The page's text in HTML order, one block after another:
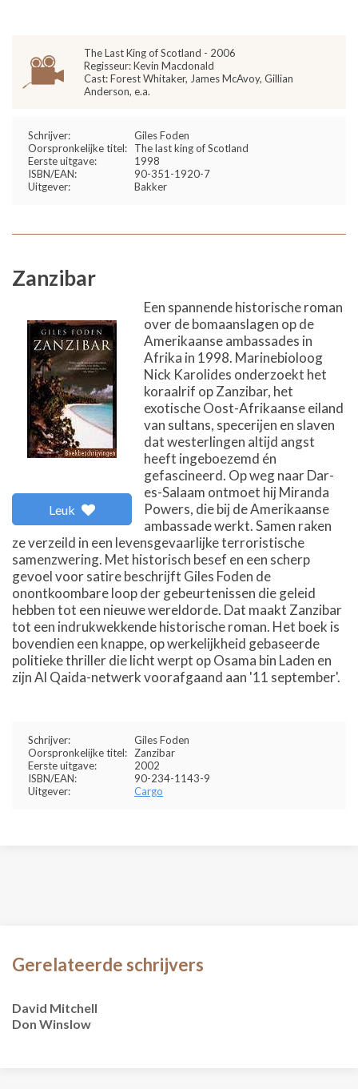
The Last King of Scotland - 2006
Regisseur: Kevin Macdonald
Cast: Forest Whitaker, James McAvoy, Gillian
Anderson, e.a.
Schrijver:
Giles Foden
Oorspronkelijke titel:
The last king of Scotland
Eerste uitgave:
1998
ISBN/EAN:
90-351-1920-7
Uitgever:
Bakker
Zanzibar
Leuk
Een spannende historische roman
over de bomaanslagen op de
Amerikaanse ambassades in
Afrika in 1998. Marinebioloog
Nick Karolides onderzoekt het
koraalrif op Zanzibar, het
exotische Oost-Afrikaanse eiland
van sultans, specerijen en slaven
dat westerlingen altijd angst
heeft ingeboezemd én
gefascineerd. Op weg naar Dar-
es-Salaam ontmoet hij Miranda
Powers, die bij de Amerikaanse
ambassade werkt. Samen raken
ze verzeild in een levensgevaarlijke terroristische
samenzwering. Met historisch besef en een scherp
gevoel voor satire beschrijft Giles Foden de
onontkoombare loop der gebeurtenissen die geleid
hebben tot een nieuwe wereldorde. Dat maakt Zanzibar
tot een indrukwekkende historische roman. Het boek is
bovendien een knappe, op werkelijkheid gebaseerde
politieke thriller die licht werpt op Osama bin Laden en
zijn Al Qaida-netwerk voorafgaand aan '11 september'.
Schrijver:
Giles Foden
Oorspronkelijke titel:
Zanzibar
Eerste uitgave:
2002
ISBN/EAN:
90-234-1143-9
Uitgever:
Cargo
Gerelateerde schrijvers
David Mitchell
Don Winslow